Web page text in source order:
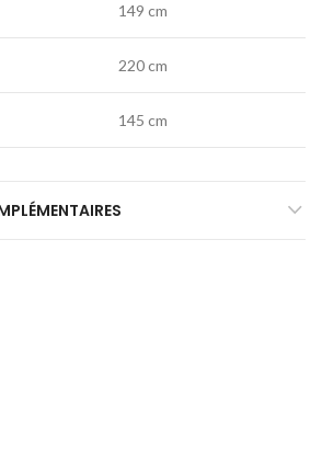
149 cm
220 cm
145 cm